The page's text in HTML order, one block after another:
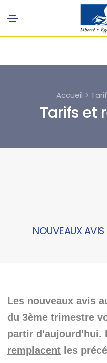
Accueil >
Tarifs et
NOUVEAUX
Les nouveaux avis
du 3ème trimestre
partir d'aujourd'hui.
remplacent les